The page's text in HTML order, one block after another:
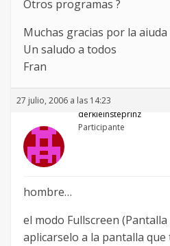
Otros programas ?
Muchas gracias por la aiuda
Un saludo a todos
Fran
27 julio, 2006 a las 14:23
derkleinsteprinz
Participante
hombre…
el modo Fullscreen
aplicarselo a la pantalla